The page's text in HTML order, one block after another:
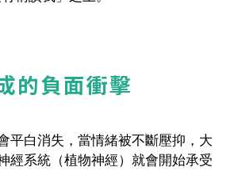
的負面衝擊
平白消失，當情緒被不斷壓抑，大
經系統（植物神經）就會開始承受